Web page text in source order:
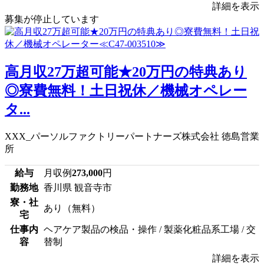
詳細を表示
募集が停止しています
高月収27万超可能★20万円の特典あり
◎寮費無料！土日祝休／機械オペレー
タ...
XXX_パーソルファクトリーパートナーズ株式会社 徳島営業
所
給与 月収例273,000円
勤務地 香川県 観音寺市
寮・社
宅
あり（無料）
仕事内
容
ヘアケア製品の検品・操作 / 製薬化粧品系工場 / 交
替制
詳細を表示